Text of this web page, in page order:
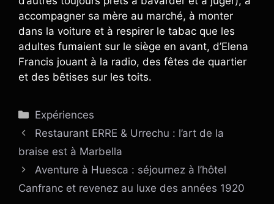
accompagner sa mère au marché, à monter
dans la voiture et à respirer le tabac que les
adultes fumaient sur le siège en avant, d’Elena
Francis jouant à la radio, des fêtes de quartier
et des bêtises sur les toits.
Catégories
Expériences
Restaurant ERRE & Urrechu : l’art de la
braise est à Marbella
Aventure à Huesca : séjournez à l’hôtel
Canfranc et revenez au luxe des années 1920